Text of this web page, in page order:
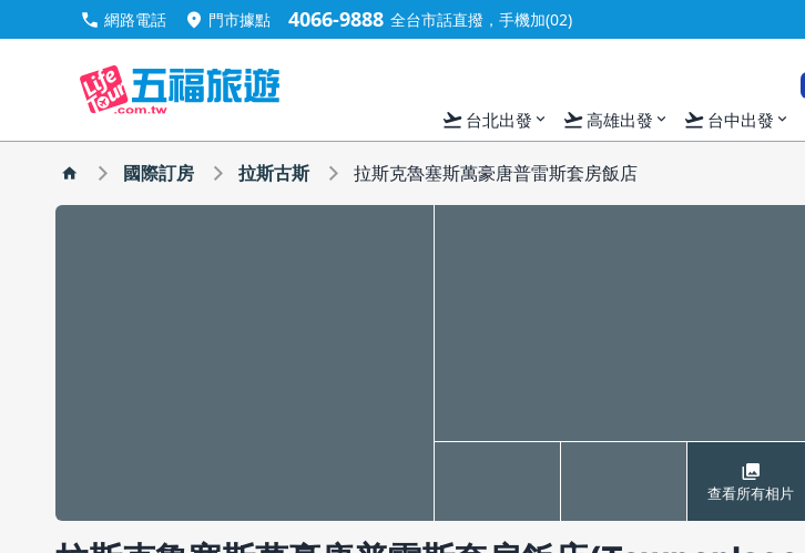
call 網路電話 location_on 門市據點 4066-9888 全台市話直撥，手機加(02)
flight_takeoff 台北出發 expand_more flight_takeoff高雄出發 expand_more flight_takeoff 台中出發 expand_more
國際訂房 拉斯古斯 拉斯克魯塞斯萬豪唐普雷斯套房飯店
查看所有相片